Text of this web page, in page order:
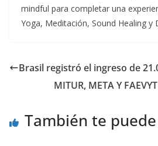
mindful para completar una
Yoga, Meditación, Sound Healing y
Brasil registró el ingreso de
MITUR, META Y
También te